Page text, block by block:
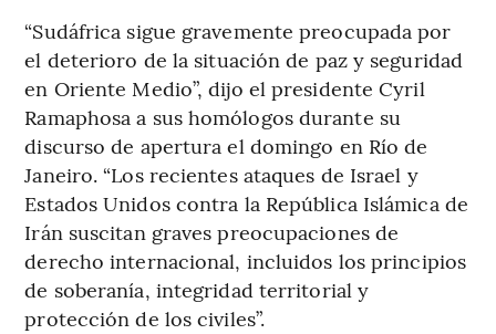
“Sudáfrica sigue gravemente preocupada por
el deterioro de la situación de paz y seguridad
en Oriente Medio”, dijo el presidente Cyril
Ramaphosa a sus homólogos durante su
discurso de apertura el domingo en Río de
Janeiro. “Los recientes ataques de Israel y
Estados Unidos contra la República Islámica de
Irán suscitan graves preocupaciones de
derecho internacional, incluidos los principios
de soberanía, integridad territorial y
protección de los civiles”.